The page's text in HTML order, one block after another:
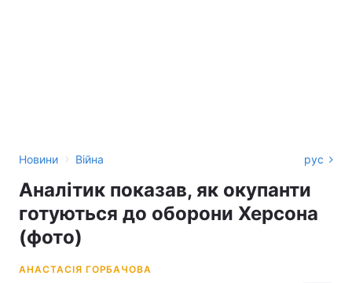
Новини › Війна рус
Аналітик показав, як окупанти
готуються до оборони Херсона
(фото)
АНАСТАСІЯ ГОРБАЧОВА